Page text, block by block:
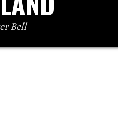
Bell
allés à Nigloland durant les